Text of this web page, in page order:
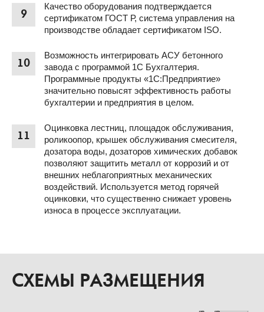
9
Качество оборудования подтверждается
сертификатом ГОСТ Р, система управления на
производстве обладает сертификатом ISO.
10
Возможность интегрировать АСУ бетонного
завода с программой 1С Бухгалтерия.
Программные продукты «1С:Предприятие»
значительно повысят эффективность работы
бухгалтерии и предприятия в целом.
11
Оцинковка лестниц, площадок обслуживания,
роликоопор, крышек обслуживания смесителя,
дозатора воды, дозаторов химических добавок
позволяют защитить металл от коррозий и от
внешних неблагоприятных механических
воздействий. Используется метод горячей
оцинковки, что существенно снижает уровень
износа в процессе эксплуатации.
СХЕМЫ РАЗМЕЩЕНИЯ